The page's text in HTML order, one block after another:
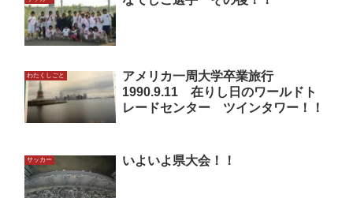
わたくしごと
アメリカ一周大学卒業旅行
1990.9.11 在りし日のワールドト
レードセンター ツインタワー！！
サッカー いよいよ県大会！！